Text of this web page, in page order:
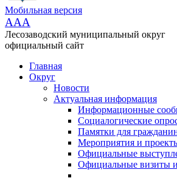
Мобильная версия
AAA
Лесозаводский муниципальный округ
официальный сайт
Главная
Округ
Новости
Актуальная информация
Информационные
Социалогические
Памятки для
Мероприятия и
Официальные
Официальные визиты